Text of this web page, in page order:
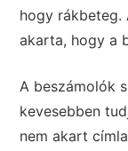
hogy rákbeteg.
akarta, hogy a
A beszámolók
kevesebben
nem akart